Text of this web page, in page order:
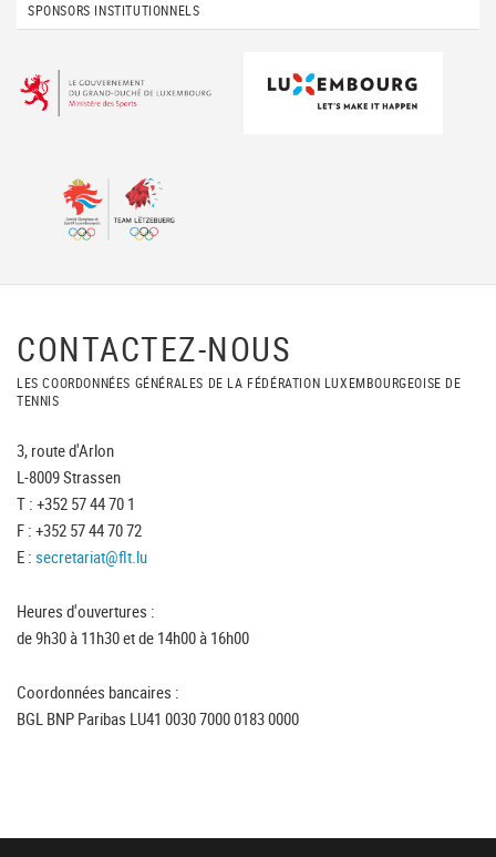
SPONSORS INSTITUTIONNELS
CONTACTEZ-NOUS
LES COORDONNÉES GÉNÉRALES DE LA FÉDÉRATION LUXEMBOURGEOISE DE
TENNIS
3, route d'Arlon
L-8009 Strassen
T : +352 57 44 70 1
F : +352 57 44 70 72
E : secretariat@flt.lu
Heures d'ouvertures :
de 9h30 à 11h30 et de 14h00 à 16h00
Coordonnées bancaires :
BGL BNP Paribas LU41 0030 7000 0183 0000